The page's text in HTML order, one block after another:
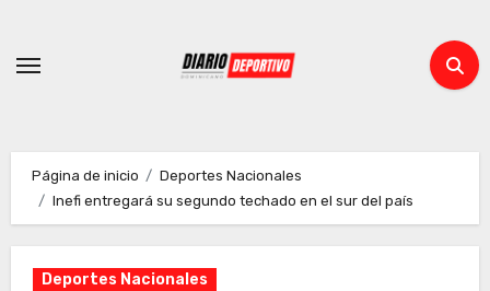
contenido
Página de inicio
Deportes Nacionales
Inefi entregará su segundo techado en el sur del país
Deportes Nacionales